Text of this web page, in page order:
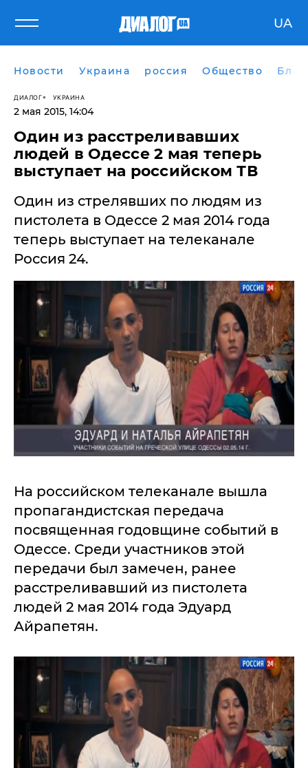
UA
Новости Украина россия Общество
ДИАЛОГ УКРАИНА
2 мая 2015, 14:04
Один из расстреливавших
людей в Одессе 2 мая теперь
выступает на российском ТВ
Один из стрелявших по людям из
пистолета в Одессе 2 мая 2014 года
теперь выступает на телеканале
Россия 24.
На российском телеканале вышла
пропагандистская передача
посвященная годовщине событий в
Одессе. Среди участников этой
передачи был замечен, ранее
расстреливавший из пистолета
людей 2 мая 2014 года Эдуард
Айрапетян.